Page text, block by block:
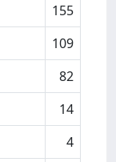
155
109
82
14
4